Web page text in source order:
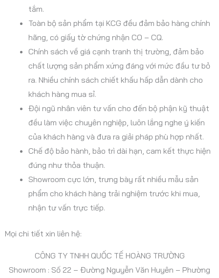
tắm.
Toàn bộ sản phẩm tại KCG đều đảm bảo hàng chính
hãng, có giấy tờ chứng nhận CO – CQ.
Chính sách về giá cạnh tranh thị trường, đảm bảo
chất lượng sản phẩm xứng đáng với mức đầu tư bỏ
ra. Nhiều chính sách chiết khấu hấp dẫn dành cho
khách hàng mua sỉ.
Đội ngũ nhân viên tư vấn cho đến bộ phận kỹ thuật
đều làm việc chuyên nghiệp, luôn lắng nghe ý kiến
của khách hàng và đưa ra giải pháp phù hợp nhất.
Chế độ bảo hành, bảo trì dài hạn, cam kết thực hiện
đúng như thỏa thuận.
Showroom cực lớn, trưng bày rất nhiều mẫu sản
phẩm cho khách hàng trải nghiệm trước khi mua,
nhận tư vấn trực tiếp.
Mọi chi tiết xin liên hệ:
CÔNG TY TNHH QUỐC TẾ HOÀNG TRƯỜNG
Showroom : Số 22 – Đường Nguyễn Văn Huyên – Phường